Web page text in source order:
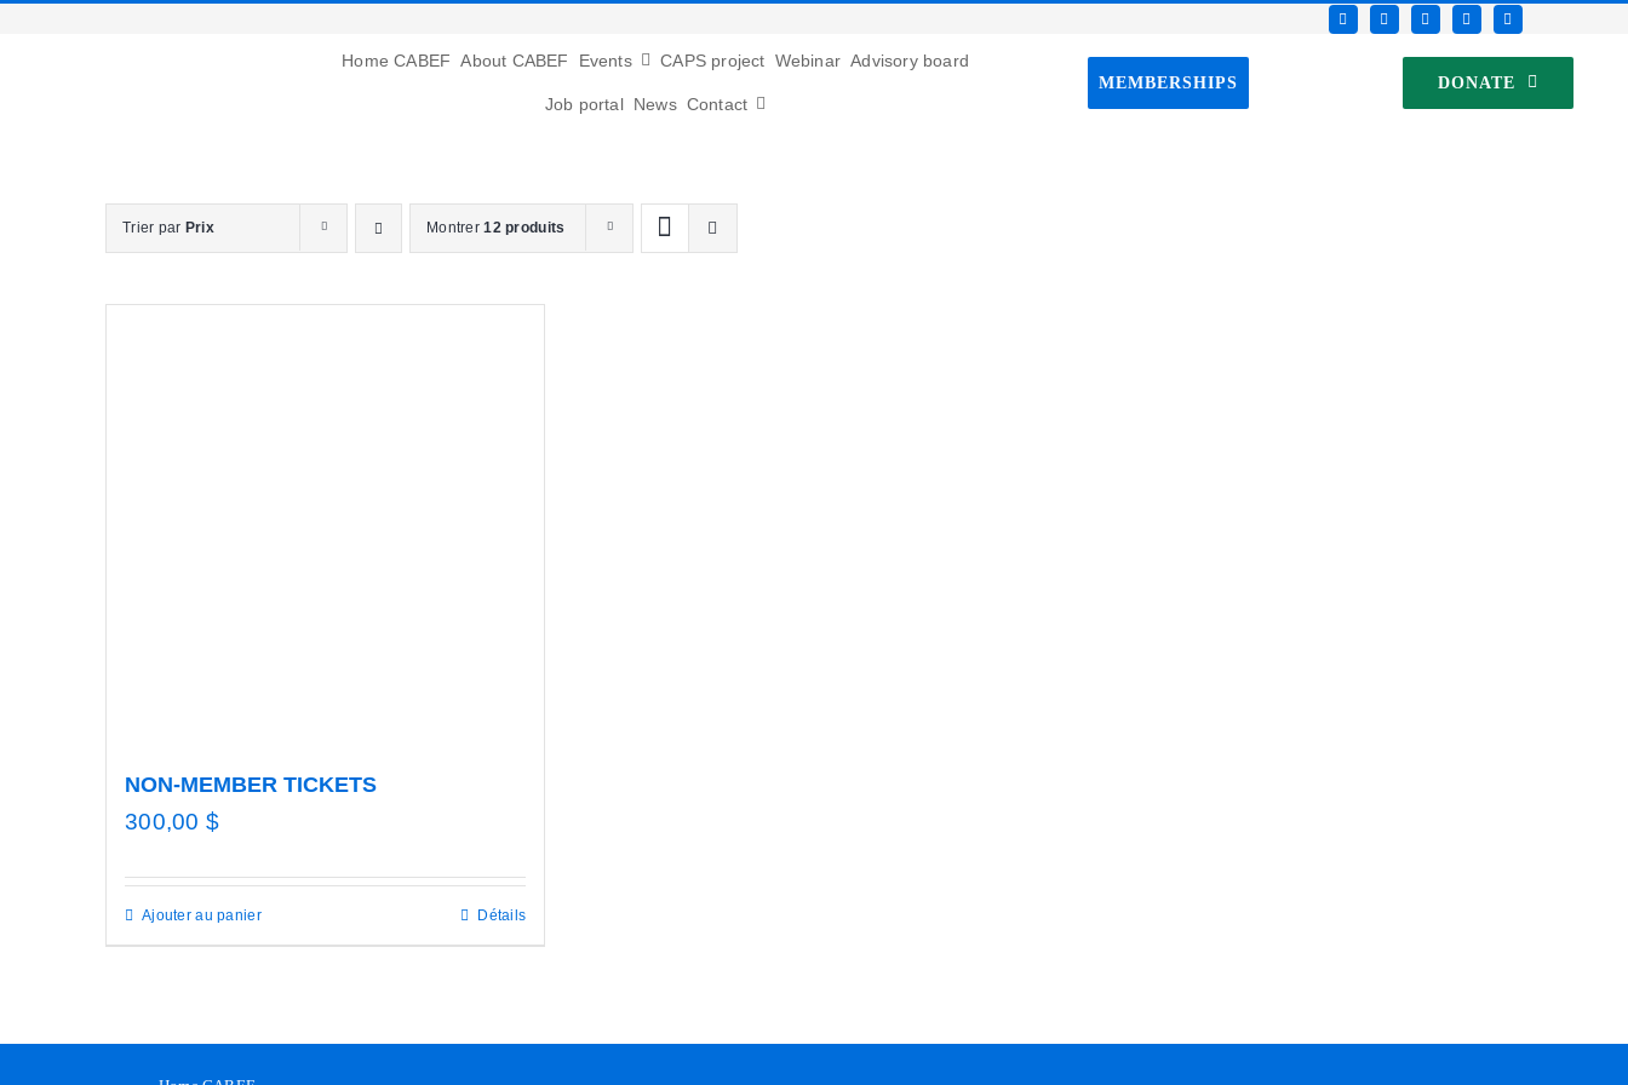
Home CABEF About CABEF Events CAPS project Webinar Advisory board
Job portal News Contact
MEMBERSHIPS DONATE
Trier par Prix Montrer12 produits
NON-MEMBER TICKETS
300,00 $
Ajouter au panier Détails